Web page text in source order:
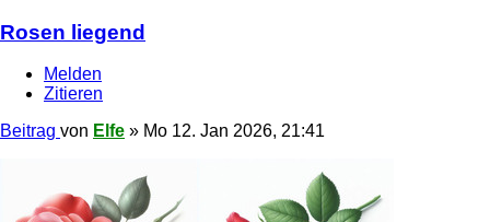
Rosen liegend
Melden
Zitieren
Beitrag von Elfe » Mo 12. Jan 2026, 21:41